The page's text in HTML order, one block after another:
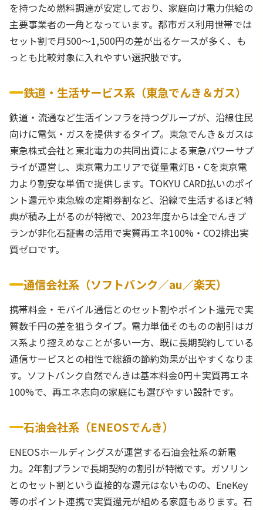
を持つため燃料調達が安定しており、家庭向け電力供給の
主要事業者の一角となっています。都市ガス利用世帯では
セット割で月500〜1,500円の差が出るケースが多く、も
っとも比較対象に入れやすい選択肢です。
鉄道・生活サービス系（東急でんき＆ガス）
鉄道・流通など生活インフラを持つグループが、沿線住民
向けに電気・ガスを提供するタイプ。東急でんき＆ガスは
東急株式会社と東北電力の共同出資による東急パワーサプ
ライが運営し、東京電力エリアで従量電灯B・Cを東京電
力より割安な単価で提供します。TOKYU CARD払いのポイ
ント還元や東急線の定期券割など、沿線で生活するほど特
典が積み上がるのが特徴で、2023年度からは全でんきプ
ランが非化石証書の活用で実質再エネ100%・CO2排出実
質ゼロです。
通信会社系（ソフトバンク／au／楽天）
携帯料金・モバイル通信とのセット割やポイント還元で実
質数千円の差を狙うタイプ。電力単価そのものの割引はガ
ス系より控えめなことが多い一方、既に長期契約している
通信サービスとの相性で総額の節約効果が出やすくなりま
す。ソフトバンク自然でんきは基本料金0円＋実質再エネ
100%で、再エネ志向の家庭にも選びやすい設計です。
石油会社系（ENEOSでんき）
ENEOSホールディングスが運営する石油会社系の新電
力。2年割プランで長期契約の割引が特徴です。ガソリン
とのセット割という直接的な還元はないものの、EneKey
等のポイント連携で実質還元が組める家庭もあります。石